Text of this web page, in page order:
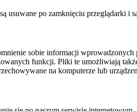
usuwane po zamknięciu przeglądarki
sobie informacji
funkcji. Pliki te umożliwiają
na komputerze lub